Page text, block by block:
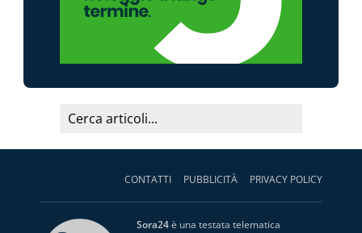
CONTATTI PUBBLICITÀ PRIVACY POLICY
Sora24è una testata telematica